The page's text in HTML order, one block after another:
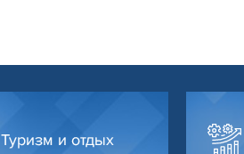
Туризм и отдых